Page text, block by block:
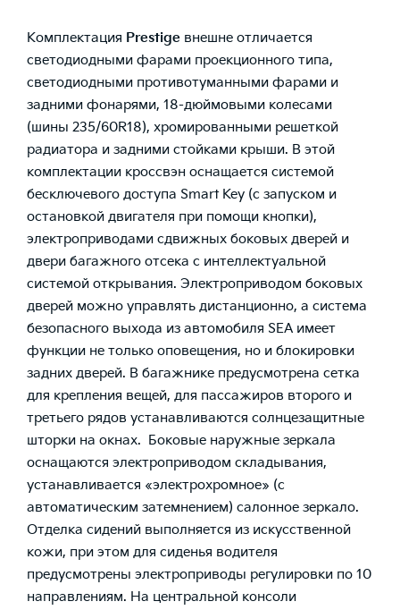
Комплектация Prestige внешне отличается
светодиодными фарами проекционного типа,
светодиодными противотуманными фарами и
задними фонарями, 18-дюймовыми колесами
(шины 235/60R18), хромированными решеткой
радиатора и задними стойками крыши. В этой
комплектации кроссвэн оснащается системой
бесключевого доступа Smart Key (с запуском и
остановкой двигателя при помощи кнопки),
электроприводами сдвижных боковых дверей и
двери багажного отсека с интеллектуальной
системой открывания. Электроприводом боковых
дверей можно управлять дистанционно, а система
безопасного выхода из автомобиля SEA имеет
функции не только оповещения, но и блокировки
задних дверей. В багажнике предусмотрена сетка
для крепления вещей, для пассажиров второго и
третьего рядов устанавливаются солнцезащитные
шторки на окнах. Боковые наружные зеркала
оснащаются электроприводом складывания,
устанавливается «электрохромное» (с
автоматическим затемнением) салонное зеркало.
Отделка сидений выполняется из искусственной
кожи, при этом для сиденья водителя
предусмотрены электроприводы регулировки по 10
направлениям. На центральной консоли